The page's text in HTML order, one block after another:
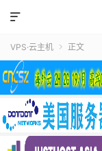

VPS·云主机  正文